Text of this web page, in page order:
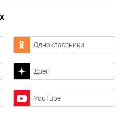
Одноклассники
Дзен
YouTube